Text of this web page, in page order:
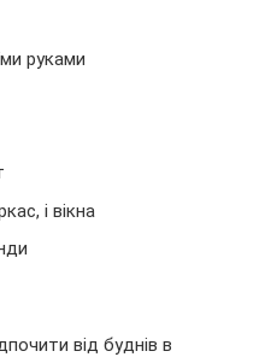
руками
і вікна
від буднів в